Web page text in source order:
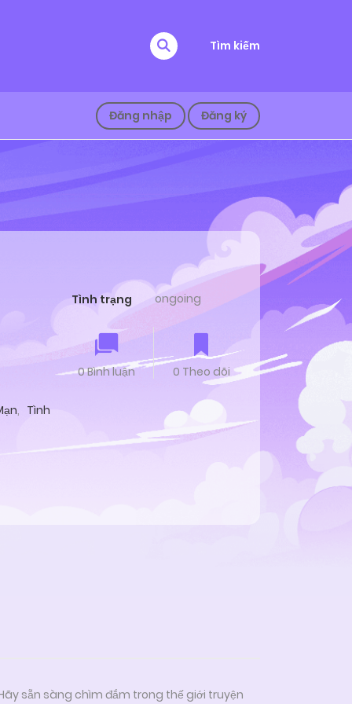
Tìm kiếm
Đăng nhập Đăng ký
, Tình
Tình trạng ongoing
0 Bình luận 0 Theo dõi
sẵn sàng chìm đắm trong thế giới truyện